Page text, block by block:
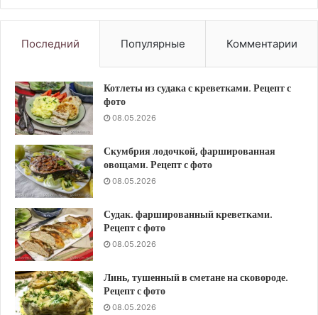
фото
Последний Популярные Комментарии
Котлеты из судака с креветками. Рецепт с
фото
08.05.2026
Скумбрия лодочкой, фаршированная
овощами. Рецепт с фото
08.05.2026
Судак. фаршированный креветками.
Рецепт с фото
08.05.2026
Линь, тушенный в сметане на сковороде.
Рецепт с фото
08.05.2026